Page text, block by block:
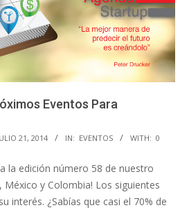
Eventos Para
21, 2014 IN: EVENTOS WITH: 0
la edición número 58 de nuestro
México y Colombia! Los siguientes
interés. ¿Sabías que casi el 70% de